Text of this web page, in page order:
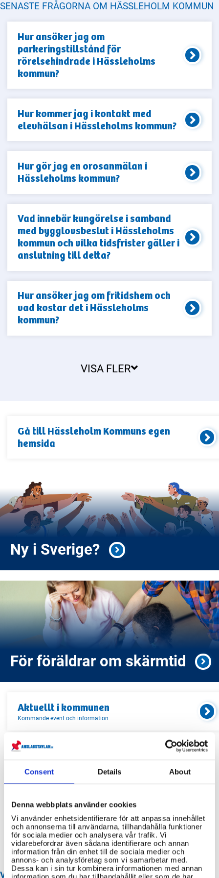
Consent Details About
Denna webbplats använder cookies
Vi använder enhetsidentifierare för att anpassa innehållet
och annonserna till användarna, tillhandahålla funktioner
för sociala medier och analysera vår trafik. Vi
vidarebefordrar även sådana identifierare och annan
information från din enhet till de sociala medier och
annons- och analysföretag som vi samarbetar med.
Dessa kan i sin tur kombinera informationen med annan
SENASTE FRÅGORNA OM HÄSSLEHOLM KOMMUN
Hur ansöker jag om
parkeringstillstånd för
rörelsehindrade i Hässleholms
kommun?
Hur kommer jag i kontakt med
elevhälsan i Hässleholms kommun?
Hur gör jag en orosanmälan i
Hässleholms kommun?
Vad innebär kungörelse i samband
med bygglovsbeslut i Hässleholms
kommun och vilka tidsfrister gäller i
anslutning till detta?
Hur ansöker jag om fritidshem och
vad kostar det i Hässleholms
kommun?
VISA FLER
Gå tillHässleholm Kommuns egen
hemsida
Ny i Sverige?
För föräldrar om skärmtid
Aktuellt i kommunen
Kommande event och information
Servicekontor
Idrottsanläggningar
Återvinningscentraler
VANLIGA FRÅGOR OM HÄSSLEHOLM KOMMUN